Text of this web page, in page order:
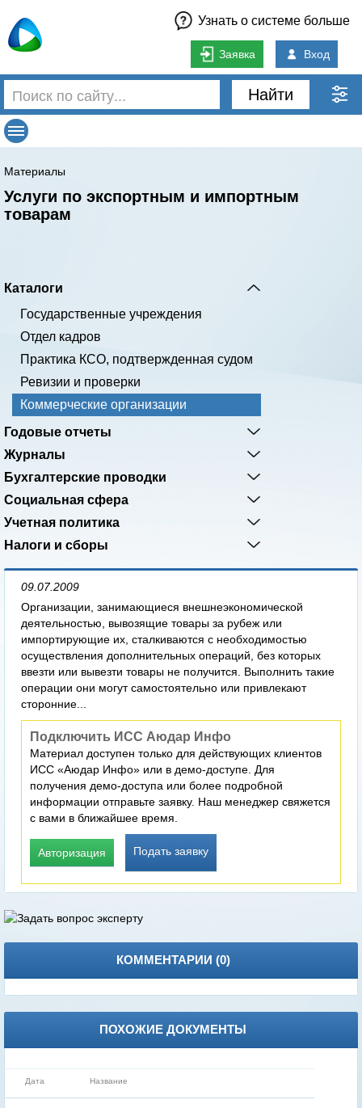
Узнать о системе больше
Заявка Вход
Найти
Материалы
Услуги по экспортным и импортным
товарам
Каталоги
Государственные учреждения
Отдел кадров
Практика КСО, подтвержденная судом
Ревизии и проверки
Коммерческие организации
Годовые отчеты
Журналы
Бухгалтерские проводки
Социальная сфера
Учетная политика
Налоги и сборы
09.07.2009
Организации, занимающиеся внешнеэкономической
деятельностью, вывозящие товары за рубеж или
импортирующие их, сталкиваются с необходимостью
осуществления дополнительных операций, без которых
ввезти или вывезти товары не получится. Выполнить такие
операции они могут самостоятельно или привлекают
сторонние...
Подключить ИСС Аюдар Инфо
Материал доступен только для действующих клиентов
ИСС «Аюдар Инфо» или в демо-доступе. Для
получения демо-доступа или более подробной
информации отправьте заявку. Наш менеджер свяжется
с вами в ближайшее время.
Авторизация Подать заявку
КОММЕНТАРИИ (0)
ПОХОЖИЕ ДОКУМЕНТЫ
Дата Название